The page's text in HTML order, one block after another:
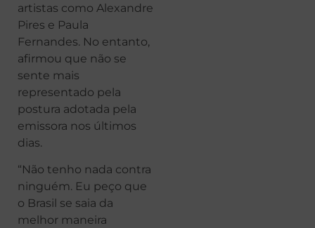
artistas como Alexandre
Pires e Paula
Fernandes. No entanto,
afirmou que não se
sente mais
representado pela
postura adotada pela
emissora nos últimos
dias.
“Não tenho nada contra
ninguém. Eu peço que
o Brasil se saia da
melhor maneira